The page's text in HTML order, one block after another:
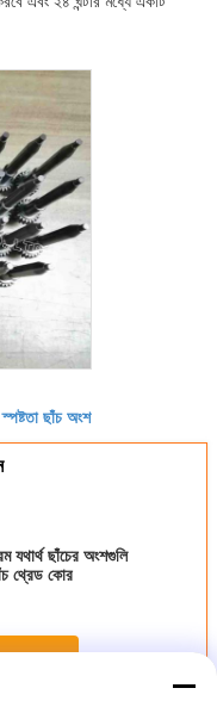
স্পষ্টতা ছাঁচ অংশ
যথার্থ ছাঁচের অংশগুলি
থ্রেড কোর